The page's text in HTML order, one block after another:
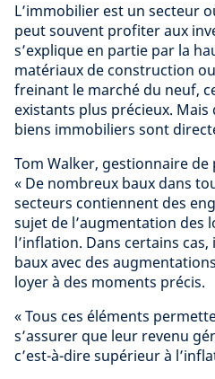
L’immobilier est un secteur
peut souvent profiter aux
s’explique en partie par la
matériaux de construction
freinant le marché du neuf,
existants plus précieux.
biens immobiliers sont
Tom Walker, gestionnaire
« De nombreux baux dans
secteurs contiennent des
sujet de l’augmentation des
l’inflation. Dans certains
baux avec des
loyer à des moments précis.
« Tous ces éléments
s’assurer que leur revenu
c’est-à-dire supérieur à